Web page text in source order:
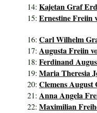
14:Kajetan Graf
15:Ernestine Freiin
16:Carl Wilhelm
17:Augusta Freiin
18:Ferdinand
19:Maria Theresia
20:Clemens August
21:Anna Angela
22:Maximilian